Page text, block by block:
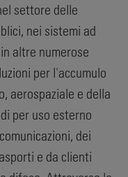
settore delle
nei sistemi ad
altre numerose
per l'accumulo
aerospaziale e della
per uso esterno
dei
e da clienti